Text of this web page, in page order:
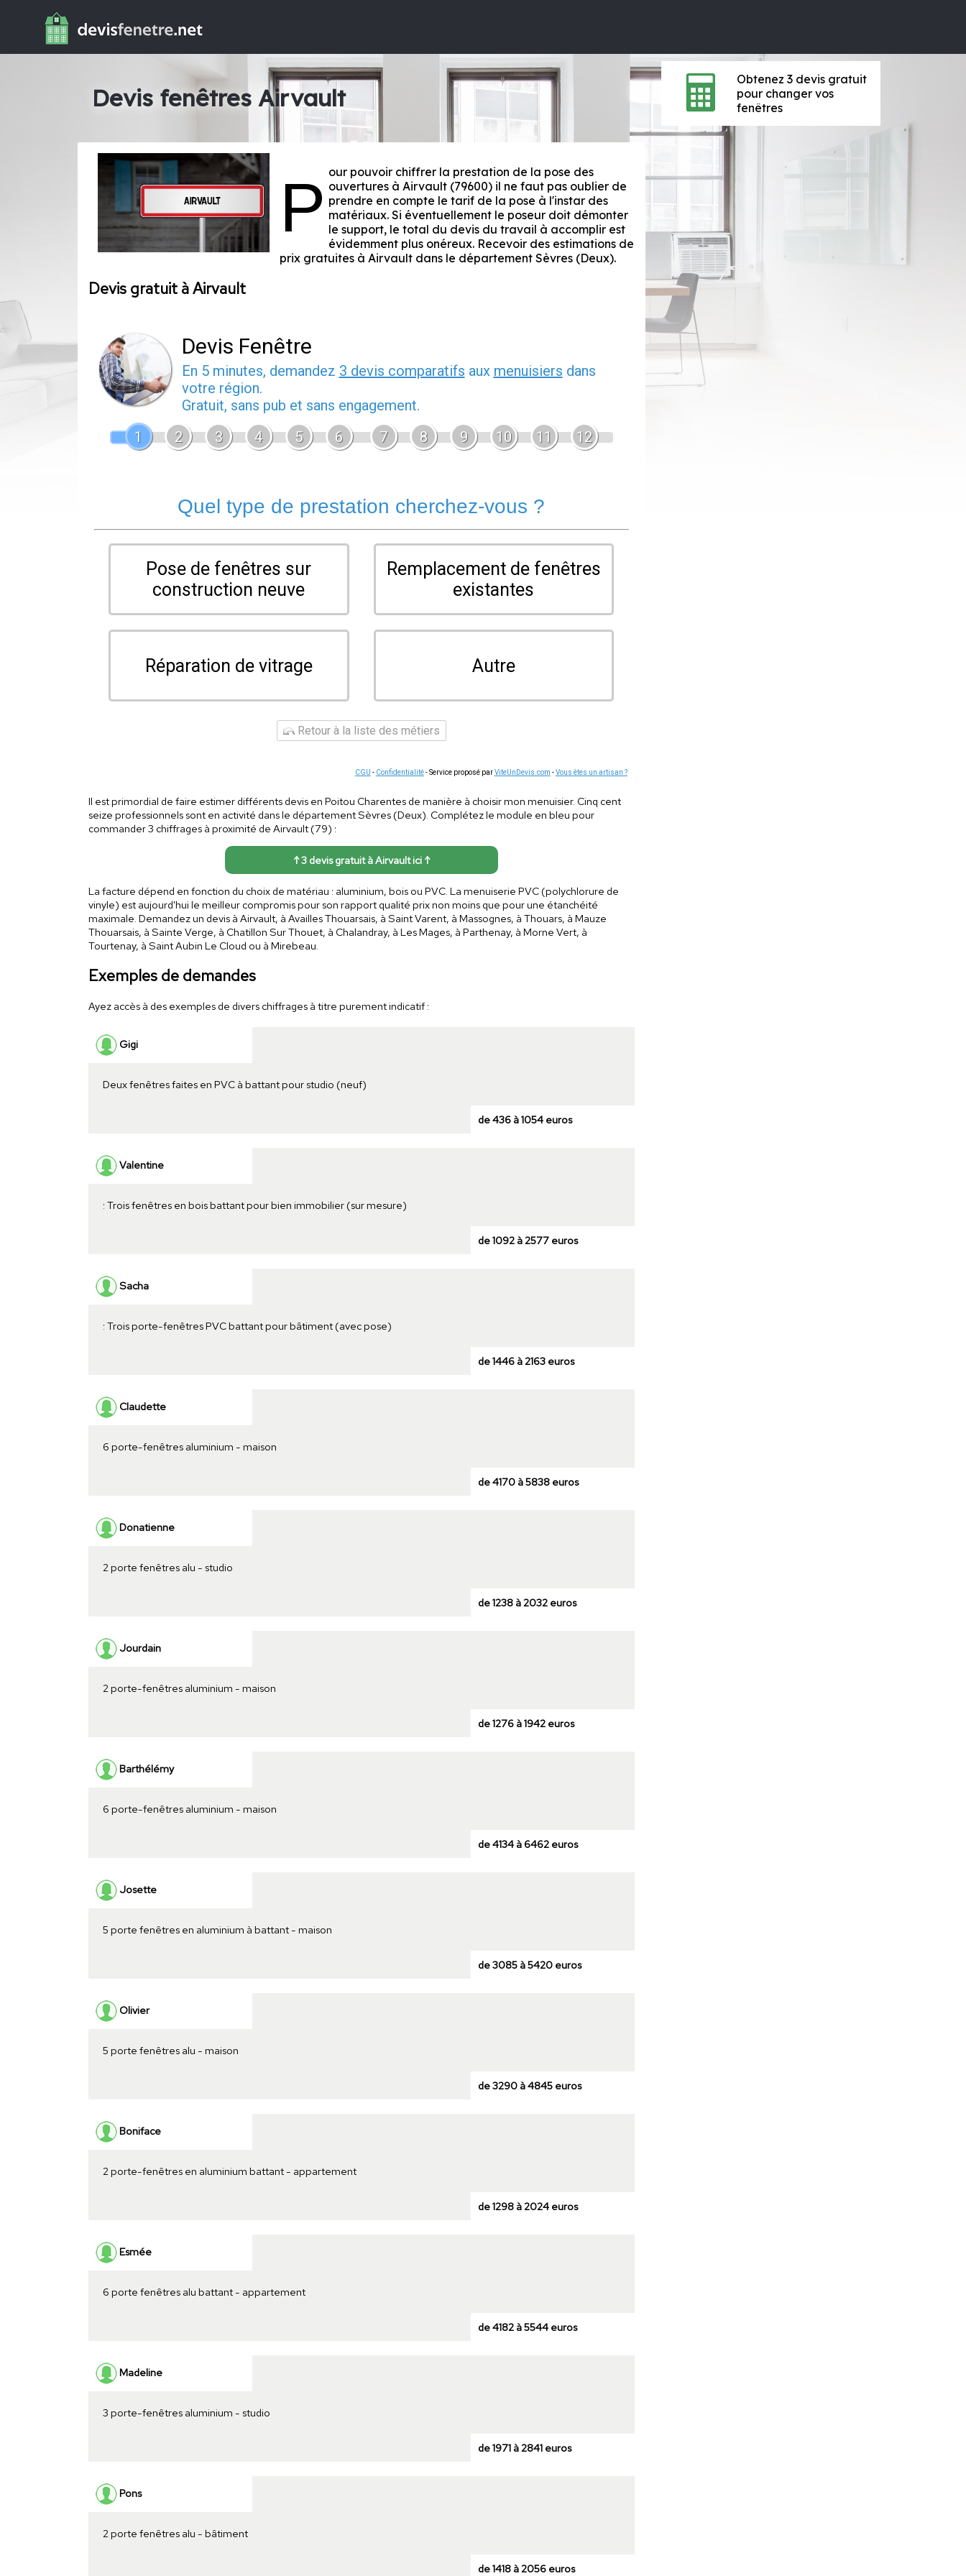
Devis fenêtres Airvault
P our pouvoir chiffrer la prestation de la pose des
ouvertures à Airvault (79600) il ne faut pas oublier de
prendre en compte le tarif de la pose à l'instar des
matériaux. Si éventuellement le poseur doit démonter
le support, le total du devis du travail à accomplir est
évidemment plus onéreux. Recevoir des estimations de
prix gratuites à Airvault dans le département Sèvres (Deux).
Devis gratuit à Airvault
Devis Fenêtre
En 5 minutes, demandez 3 devis comparatifs aux menuisiers dans
votre région.
Gratuit, sans pub et sans engagement.
1
2 3 4 5 6 7 8 9 10 11 12
Quel type de prestation cherchez-vous ?
Pose de fenêtres sur
construction neuve
Remplacement de fenêtres
existantes
Réparation de vitrage Autre
Retour à la liste des métiers
CGU - Confidentialité- Service proposé parViteUnDevis.com -Vous êtes un artisan ?
Il est primordial de faire estimer différents devis en Poitou Charentes de manière à choisir mon menuisier. Cinq cent
seize professionnels sont en activité dans le département Sèvres (Deux). Complétez le module en bleu pour
commander 3 chiffrages à proximité de Airvault (79) :
↑ 3 devis gratuit à Airvault ici ↑
La facture dépend en fonction du choix de matériau : aluminium, bois ou PVC. La menuiserie PVC (polychlorure de
vinyle) est aujourd'hui le meilleur compromis pour son rapport qualité prix non moins que pour une étanchéité
maximale. Demandez un devis à Airvault, à Availles Thouarsais, à Saint Varent, à Massognes, à Thouars, à Mauze
Thouarsais, à Sainte Verge, à Chatillon Sur Thouet, à Chalandray, à Les Mages, à Parthenay, à Morne Vert, à
Tourtenay, à Saint Aubin Le Cloud ou à Mirebeau.
Exemples de demandes
Ayez accès à des exemples de divers chiffrages à titre purement indicatif :
Gigi
Deux fenêtres faites en PVC à battant pour studio (neuf)
de 436 à 1054 euros
Valentine
: Trois fenêtres en bois battant pour bien immobilier (sur mesure)
de 1092 à 2577 euros
Sacha
: Trois porte-fenêtres PVC battant pour bâtiment (avec pose)
de 1446 à 2163 euros
Claudette
6 porte-fenêtres aluminium - maison
de 4170 à 5838 euros
Donatienne
2 porte fenêtres alu - studio
de 1238 à 2032 euros
Jourdain
2 porte-fenêtres aluminium - maison
de 1276 à 1942 euros
Barthélémy
6 porte-fenêtres aluminium - maison
de 4134 à 6462 euros
Josette
5 porte fenêtres en aluminium à battant - maison
de 3085 à 5420 euros
Olivier
5 porte fenêtres alu - maison
de 3290 à 4845 euros
Boniface
2 porte-fenêtres en aluminium battant - appartement
de 1298 à 2024 euros
Esmée
6 porte fenêtres alu battant - appartement
de 4182 à 5544 euros
Madeline
3 porte-fenêtres aluminium - studio
de 1971 à 2841 euros
Pons
2 porte fenêtres alu - bâtiment
de 1418 à 2056 euros
Obtenez 3 devis gratuit
pour changer vos
fenêtres